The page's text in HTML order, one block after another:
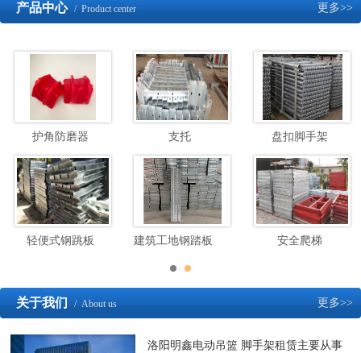
更多>>
产品中心/ Product center
护角防磨器 支托 盘扣脚手架
轻便式钢跳板 安全爬梯
更多>>
关于我们/ About us
洛阳明鑫电动吊篮 脚手架租赁主要从事